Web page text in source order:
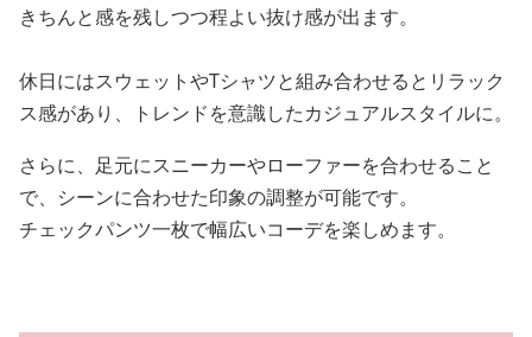
きちんと感を残しつつ程よい抜け感が出ます。
休日にはスウェットやTシャツと組み合わせるとリラック
ス感があり、トレンドを意識したカジュアルスタイルに。
さらに、足元にスニーカーやローファーを合わせること
で、シーンに合わせた印象の調整が可能です。
チェックパンツ一枚で幅広いコーデを楽しめます。